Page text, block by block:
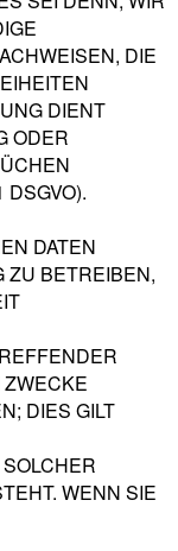
DIE
DIENT
ODER
DATEN
ZU BETREIBEN,
DIES GILT
WENN SIE